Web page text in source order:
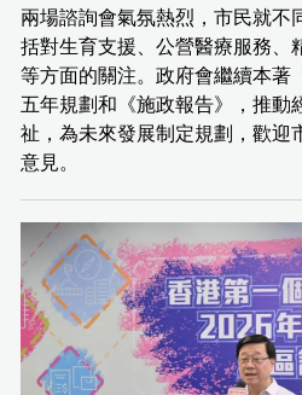
兩場諮詢會氣氛熱烈，市民就不
括對生育支援、公營醫療服務、
等方面的關注。政府會繼續本著
五年規劃和《施政報告》，推動
祉，為未來發展制定規劃，歡迎
意見。